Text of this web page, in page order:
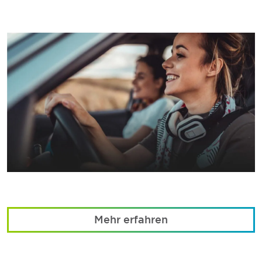
Mehr erfahren